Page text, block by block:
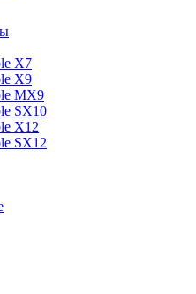
X7
X9
MX9
SX10
X12
SX12